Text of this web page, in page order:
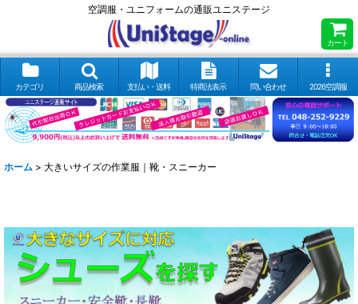
空調服・ユニフォームの通販ユニステージ
カート
カテゴリ 商品検索 支払い・送料 特商法表示 問い合わせ 2026空調服
ホーム > 大きいサイズの作業服｜靴・スニーカー